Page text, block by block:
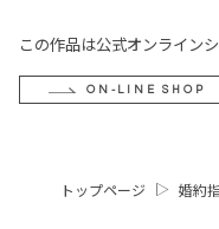
この作品は公式オンライン
ON-LINE SHOP
トップページ 婚約